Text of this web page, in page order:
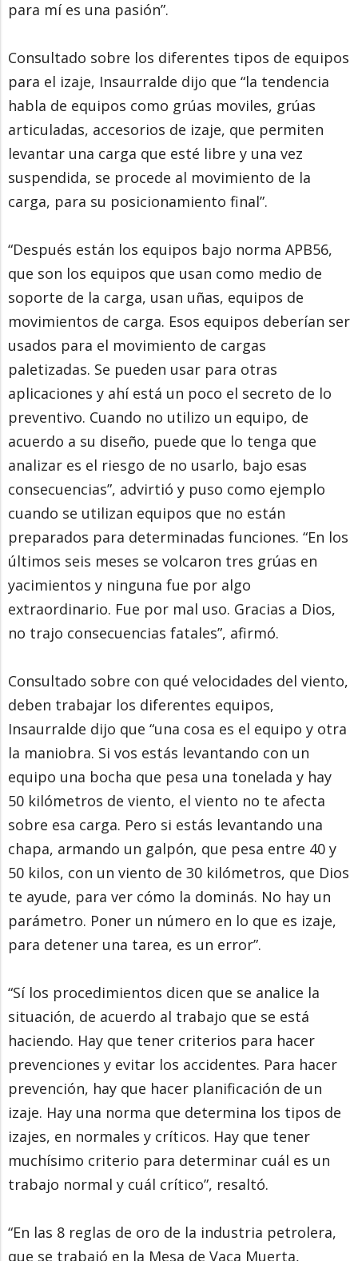
para mí es una pasión”.
Consultado sobre los diferentes tipos de equipos
para el izaje, Insaurralde dijo que “la tendencia
habla de equipos como grúas moviles, grúas
articuladas, accesorios de izaje, que permiten
levantar una carga que esté libre y una vez
suspendida, se procede al movimiento de la
carga, para su posicionamiento final”.
“Después están los equipos bajo norma APB56,
que son los equipos que usan como medio de
soporte de la carga, usan uñas, equipos de
movimientos de carga. Esos equipos deberían ser
usados para el movimiento de cargas
paletizadas. Se pueden usar para otras
aplicaciones y ahí está un poco el secreto de lo
preventivo. Cuando no utilizo un equipo, de
acuerdo a su diseño, puede que lo tenga que
analizar es el riesgo de no usarlo, bajo esas
consecuencias”, advirtió y puso como ejemplo
cuando se utilizan equipos que no están
preparados para determinadas funciones. “En los
últimos seis meses se volcaron tres grúas en
yacimientos y ninguna fue por algo
extraordinario. Fue por mal uso. Gracias a Dios,
no trajo consecuencias fatales”, afirmó.
Consultado sobre con qué velocidades del viento,
deben trabajar los diferentes equipos,
Insaurralde dijo que “una cosa es el equipo y otra
la maniobra. Si vos estás levantando con un
equipo una bocha que pesa una tonelada y hay
50 kilómetros de viento, el viento no te afecta
sobre esa carga. Pero si estás levantando una
chapa, armando un galpón, que pesa entre 40 y
50 kilos, con un viento de 30 kilómetros, que Dios
te ayude, para ver cómo la dominás. No hay un
parámetro. Poner un número en lo que es izaje,
para detener una tarea, es un error”.
“Sí los procedimientos dicen que se analice la
situación, de acuerdo al trabajo que se está
haciendo. Hay que tener criterios para hacer
prevenciones y evitar los accidentes. Para hacer
prevención, hay que hacer planificación de un
izaje. Hay una norma que determina los tipos de
izajes, en normales y críticos. Hay que tener
muchísimo criterio para determinar cuál es un
trabajo normal y cuál crítico”, resaltó.
“En las 8 reglas de oro de la industria petrolera,
que se trabajó en la Mesa de Vaca Muerta,